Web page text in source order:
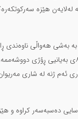
لەلایەن هێزە
بەشی هەواڵی ناوەندی
ئیتلاعاتی ڕێژیم کاتژمێر ٨ی بەیانیی ڕۆژی
ئەم ژنە لە شاری
دەسبەسەر کراوە و